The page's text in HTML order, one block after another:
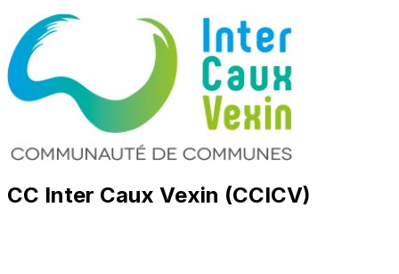
CC Inter Caux Vexin (CCICV)